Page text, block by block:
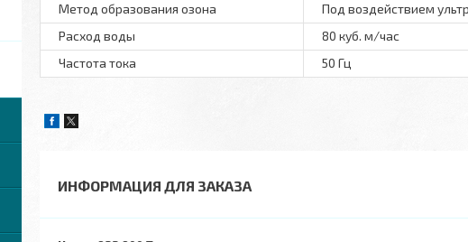
Метод образования озона
Под воздействием
Расход воды
80 куб. м/час
Частота тока
50 Гц
ИНФОРМАЦИЯ ДЛЯ ЗАКАЗА